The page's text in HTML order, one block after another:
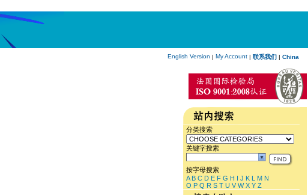
English Version | My Account | 联系我们 | China
分类搜索
关键字搜索
按字母搜索
A B C D E F G H I J K L M N
O P Q R S T U V W X Y Z